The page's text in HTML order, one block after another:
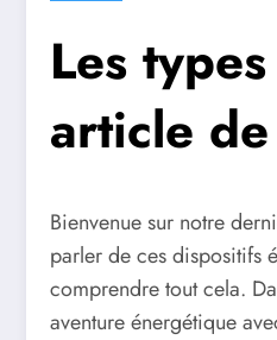
Les
article
Bienvenue sur notre
parler de ces dispositifs
comprendre tout cela.
aventure énergétique